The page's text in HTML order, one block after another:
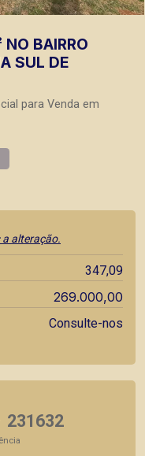
BAIRRO
SUL DE
para Venda em
a alteração.
347,09
269.000,00
Consulte-nos
231632